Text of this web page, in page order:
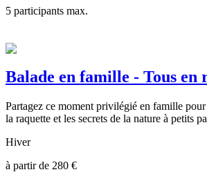
5 participants max.
Balade en famille - Tous en
Partagez ce moment privilégié en famille
la raquette et les secrets de la nature à petits
Hiver
à partir de 280 €